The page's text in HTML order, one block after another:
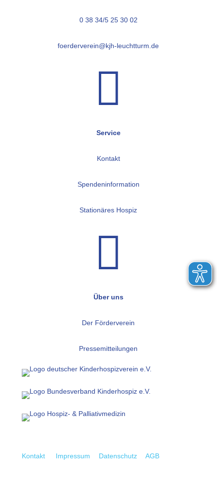
0 38 34/5 25 30 02
foerderverein@kjh-leuchtturm.de

Service
Kontakt
Spendeninformation
Stationäres Hospiz

Über uns
Der Förderverein
Pressemitteilungen
Kontakt Impressum Datenschutz AGB